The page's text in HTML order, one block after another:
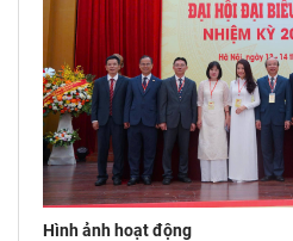
Hình ảnh hoạt động